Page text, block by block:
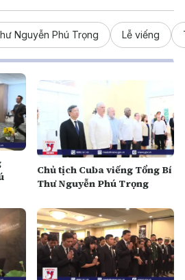
Nguyễn Phú Trọng Lễ viếng
Chủ tịch Cuba viếng Tổng Bí
Thư Nguyễn Phú Trọng